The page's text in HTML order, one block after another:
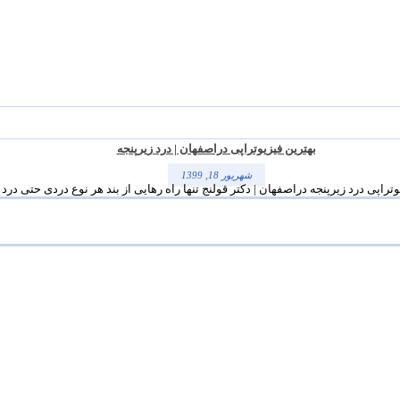
بهترین فیزیوتراپی دراصفهان | درد زیرپنجه
شهریور 18, 1399
درد زیرپنجه دراصفهان | دکتر قولنج تنها راه رهایی از بند هر نوع دردی حتی درد